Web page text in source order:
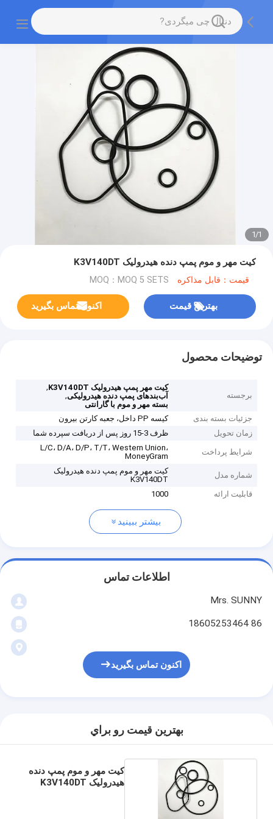
1
/
1
کیت مهر و موم پمپ دنده هیدرولیک K3V140DT
قیمت：قابل مذاکره MOQ：MOQ 5 SETS
بهترین قیمت اکنون تماس بگیرید
توضیحات محصول
برجسته
کیت مهر پمپ هیدرولیک K3V140DT
,
آب‌بندهای پمپ دنده هیدرولیکی,
بسته مهر و موم با گارانتی
جزئیات بسته بندی
کیسه PP داخل، جعبه کارتن بیرون
زمان تحویل
ظرف 3-15 روز پس از دریافت سپرده شما
شرایط پرداخت
L/C، D/A، D/P، T/T، Western Union،
MoneyGram
شماره مدل
کیت مهر و موم پمپ دنده هیدرولیک
K3V140DT
قابلیت ارائه
1000
بیشتر ببینید
اطلاعات تماس
Mrs. SUNNY
86 18605253464
اکنون تماس بگیرید
بهترين قيمت رو براي
کیت مهر و موم پمپ دنده
هیدرولیک K3V140DT